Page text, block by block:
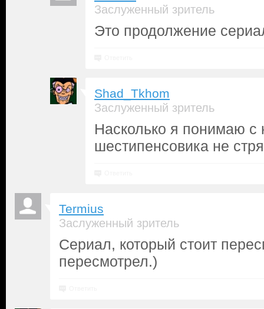
Заслуженный зритель
Это продолжение
Shad_Tkhom
Заслуженный зритель
Насколько я понимаю с
шестипенсовика не
Termius
Заслуженный зритель
Сериал, который стоит
пересмотрел.)